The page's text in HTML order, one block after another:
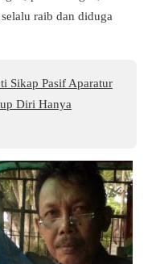
raib dan diduga
Sikap Pasif Aparatur
Diri Hanya